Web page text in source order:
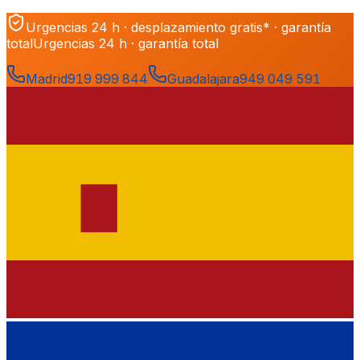
Urgencias 24 h · desplazamiento gratis* · garantía
totalUrgencias 24 h · garantía total
Madrid919 999 844 Guadalajara949 049 591